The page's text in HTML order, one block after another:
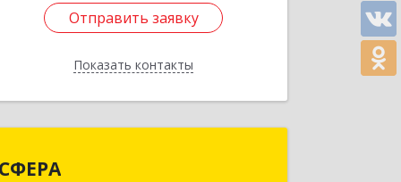
Отправить заявку
Показать контакты
Отправить заявку
Назад
СФЕРА